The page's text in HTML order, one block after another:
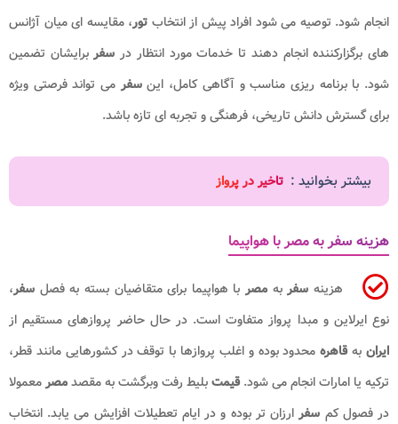
انجام شود. توصیه می شود افراد پیش از انتخاب تور، مقایسه ای میان آژانس
های برگزارکننده انجام دهند تا خدمات مورد انتظار در سفربرایشان تضمین
شود. با برنامه ریزی مناسب و آگاهی کامل، اینسفر می تواند فرصتی ویژه
برای گسترش دانش تاریخی، فرهنگی و تجربه ای تازه باشد.
بیشتر بخوانید : تاخیر در پرواز
هزینه سفر به مصر با هواپیما
هزینه سفربه مصر با هواپیما برای متقاضیان بسته به فصل سفر،
نوع ایرلاین و مبدا پرواز متفاوت است. در حال حاضر پروازهای مستقیم از
ایران بهقاهره محدود بوده و اغلب پروازها با توقف در کشورهایی مانند قطر،
ترکیه یا امارات انجام می شود.قیمتبلیط رفت وبرگشت به مقصدمصرمعمولا
در فصول کم سفرارزان تر بوده و در ایام تعطیلات افزایش می یابد. انتخاب